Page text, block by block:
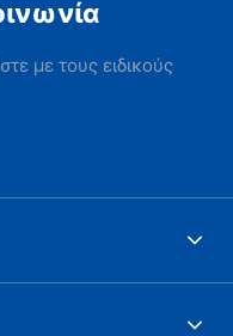
με τους ειδικούς